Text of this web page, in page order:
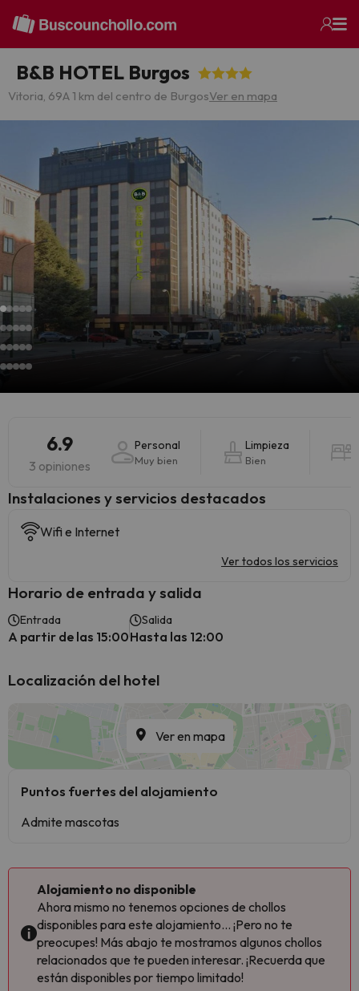
B&B HOTEL Burgos
Vitoria, 69A 1 km del centro de BurgosVer en mapa
6.9
3 opiniones
Personal
Muy bien
Limpieza
Bien
Instalaciones y servicios destacados
Wifi e Internet
Ver todos los servicios
Horario de entrada y salida
Entrada
A partir de las 15:00
Salida
Hasta las 12:00
Localización del hotel
Ver en mapa
Puntos fuertes del alojamiento
Admite mascotas
Alojamiento no disponible
Ahora mismo no tenemos opciones de chollos
disponibles para este alojamiento... ¡Pero no te
preocupes! Más abajo te mostramos algunos chollos
relacionados que te pueden interesar. ¡Recuerda que
están disponibles por tiempo limitado!